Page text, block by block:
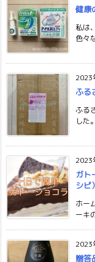
健康
私は
色々
2023
ふる
ふる
した
2023
ガト
シピ）
ホー
ーキ
2023
贈答